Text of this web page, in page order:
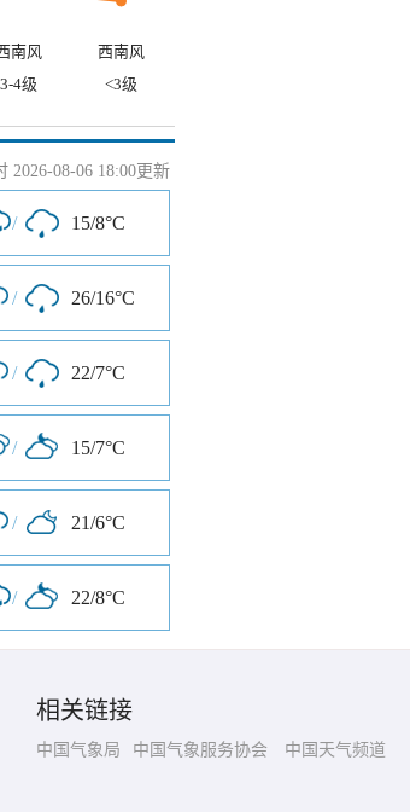
南风
西南风
3-4级 <3级
2026-08-06 18:00更新
/ 15/8°C
/ 26/16°C
/ 22/7°C
/ 15/7°C
/ 21/6°C
/ 22/8°C
相关链接
中国气象局 中国气象服务协会 中国天气频道